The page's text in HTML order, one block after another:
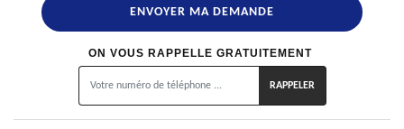
ON VOUS RAPPELLE GRATUITEMENT